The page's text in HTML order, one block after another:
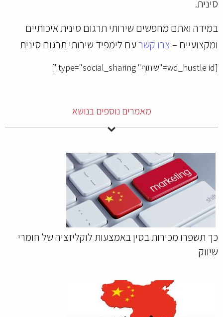
סינית.
במידה ואתם מחפשים שירותי תרגום סינית איכותיים
ומקצועיים –צרו קשרעם לימפיד שירותי תרגום סינית
[wd_hustle id="שיתוף" type="social_sharing"]
מאמרים נוספים בנושא
כך תשפרו מכירות בסין באמצעות לוקליזציה של חומרי
שיווק